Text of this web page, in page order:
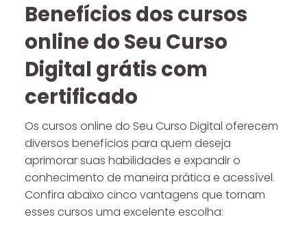
Benefícios dos cursos
online do Seu Curso
Digital grátis com
certificado
Os cursos online do Seu Curso Digital oferecem
diversos benefícios para quem deseja
aprimorar suas habilidades e expandir o
conhecimento de maneira prática e acessível.
Confira abaixo cinco vantagens que tornam
esses cursos uma excelente escolha: